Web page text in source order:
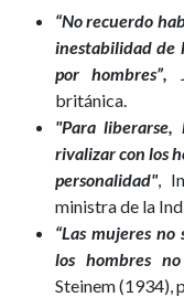
“No recuerdo
inestabilidad de
por hombres”,
británica.
"Para
rivalizar con los
personalidad",
ministra de la
“Las mujeres
los hombres
Steinem (1934),